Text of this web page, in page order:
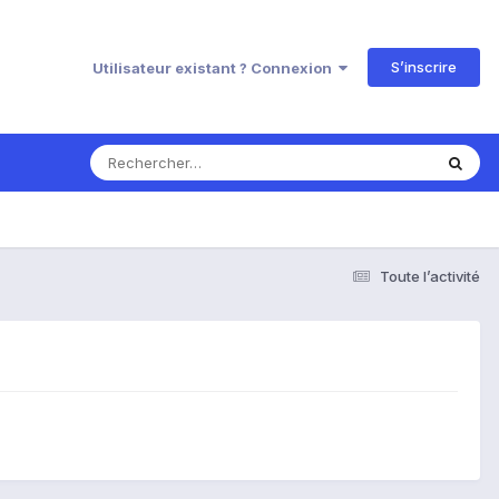
Utilisateur existant ? Connexion S’inscrire
Toute l’activité